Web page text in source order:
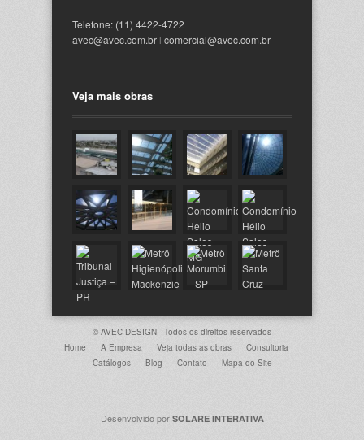
Telefone: (11) 4422-4722
avec@avec.com.br l comercial@avec.com.br
Veja mais obras
© AVEC DESIGN - Todos os direitos reservados
Home
A Empresa Veja todas as obras
Consultoria
Catálogos
Blog Contato Mapa do Site
Desenvolvido por SOLARE INTERATIVA